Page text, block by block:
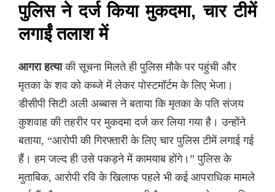
पुलिस ने दर्ज किया मुकदमा, चार टीमें
लगाईं तलाश में
आगरा हत्याकी सूचना मिलते ही पुलिस मौके पर पहुंची और
मृतका के शव को कब्जे में लेकर पोस्टमॉर्टम के लिए भेजा।
डीसीपी सिटी अली अब्बास ने बताया कि मृतका के पति संजय
कुशवाह की तहरीर पर मुकदमा दर्ज कर लिया गया है। उन्होंने
बताया, “आरोपी की गिरफ्तारी के लिए चार पुलिस टीमें लगाई गई
हैं। हम जल्द ही उसे पकड़ने में कामयाब होंगे।” पुलिस के
मुताबिक, आरोपी रवि के खिलाफ पहले भी कई आपराधिक मामले